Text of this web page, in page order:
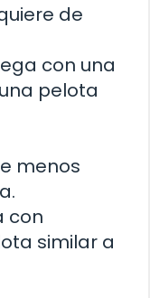
de
con una
pelota
menos
con
similar a